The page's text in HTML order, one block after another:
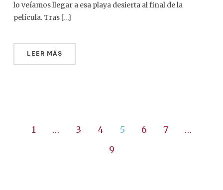
lo veíamos llegar a esa playa desierta al final de la
película. Tras […]
LEER MÁS
1 … 3 4 5 6 7
…
9